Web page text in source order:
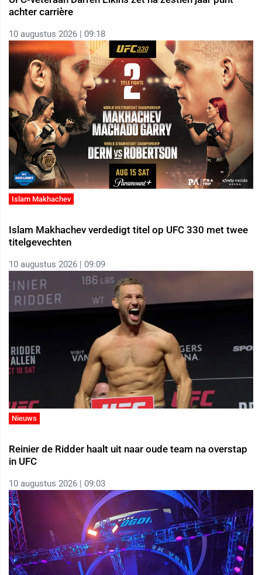
achter carrière
10 augustus 2026 | 09:18
Islam Makhachev
Islam Makhachev verdedigt titel op UFC 330 met twee
titelgevechten
10 augustus 2026 | 09:09
Nieuws
Reinier de Ridder haalt uit naar oude team na overstap
in UFC
10 augustus 2026 | 09:03